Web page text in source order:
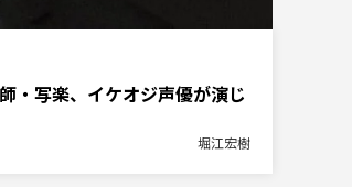
・写楽、イケオジ声優が演じ
堀江宏樹